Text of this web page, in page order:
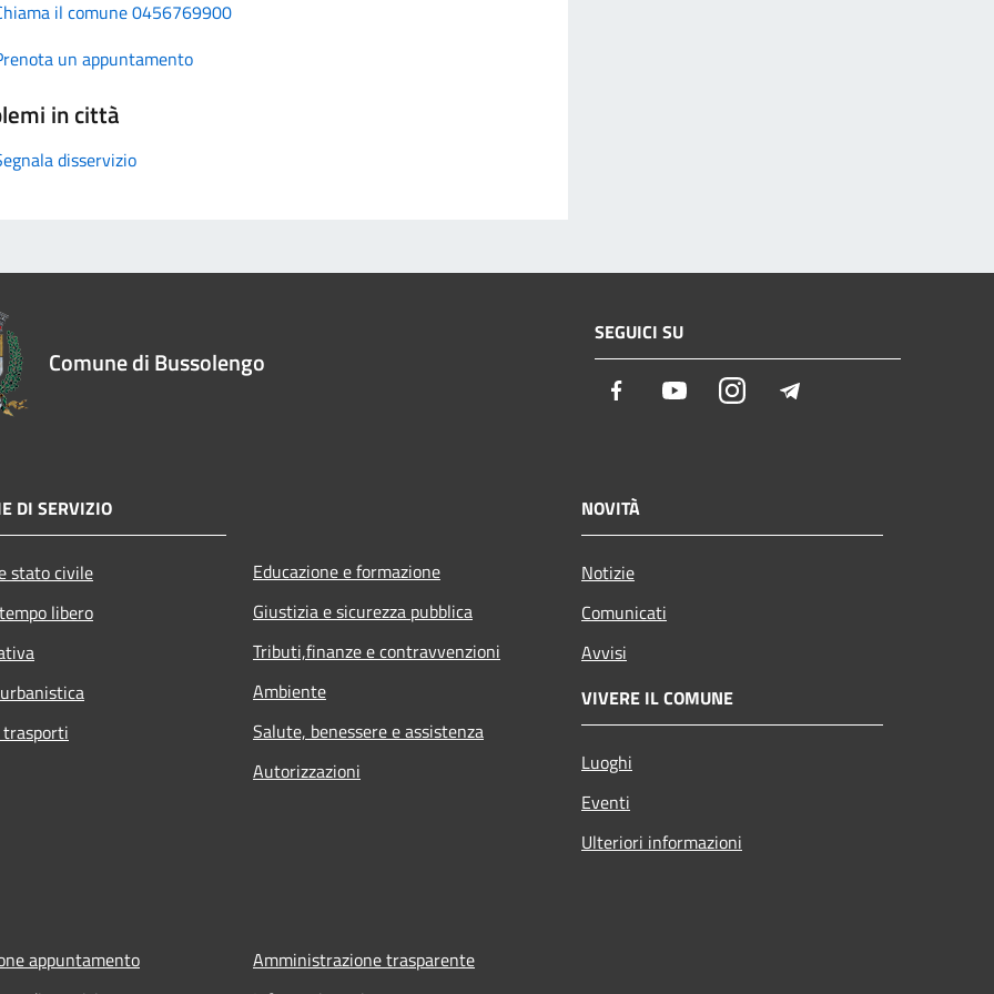
il comune 0456769900
un appuntamento
in città
disservizio
Comune di Bussolengo
SEGUICI SU
Facebook YoutubeInstagram
DI SERVIZIO
stato civile
libero
Educazione e formazione
Giustizia e sicurezza pubblica
Tributi,finanze e contravvenzioni
Ambiente
Salute, benessere e assistenza
Autorizzazioni
NOVITÀ
Notizie
Comunicati
Avvisi
VIVERE IL COMUNE
Luoghi
Eventi
Ulteriori informazioni
appuntamento
Amministrazione trasparente